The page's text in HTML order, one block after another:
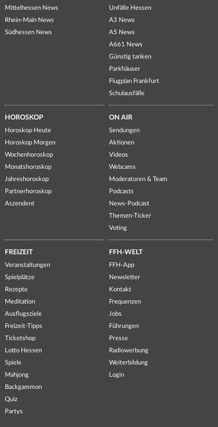
Mittelhessen News
Rhein-Main News
Südhessen News
Unfälle Hessen
A3 News
A5 News
A661 News
Günstig tanken
Parkhäuser
Flugplan Frankfurt
Schulausfälle
HOROSKOP
Horoskop Heute
Horoskop Morgen
Wochenhoroskop
Monatshoroskop
Jahreshoroskop
Partnerhoroskop
Aszendent
ON AIR
Sendungen
Aktionen
Videos
Webcams
Moderatoren & Team
Podcasts
News-Podcast
Themen-Ticker
Voting
FREIZEIT
Veranstaltungen
Spielplätze
Rezepte
Meditation
Ausflugsziele
Freizeit-Tipps
Ticketshop
Lotto Hessen
Spiele
Mahjong
Backgammon
Quiz
Partys
FFH-WELT
FFH-App
Newsletter
Kontakt
Frequenzen
Jobs
Führungen
Presse
Radiowerbung
Weiterbildung
Login